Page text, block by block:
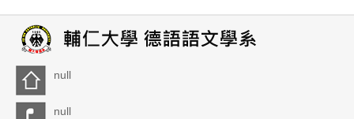
null
null